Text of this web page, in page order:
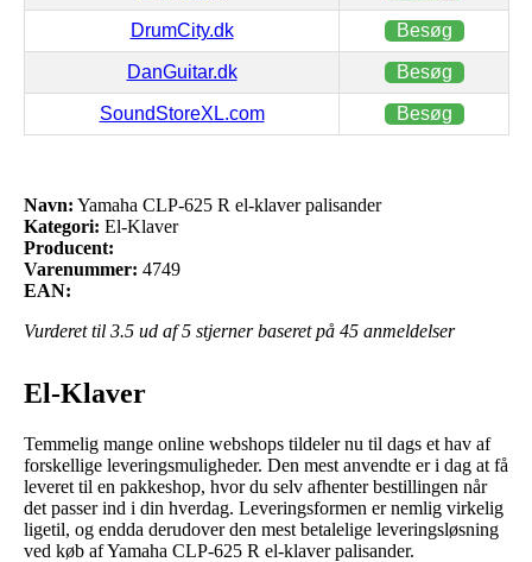
DrumCity.dk Besøg
DanGuitar.dk Besøg
SoundStoreXL.com Besøg
Navn: Yamaha CLP-625 R el-klaver palisander
Kategori: El-Klaver
Producent:
Varenummer: 4749
EAN:
Vurderet til 3.5 ud af 5 stjerner baseret på 45 anmeldelser
El-Klaver
Temmelig mange online webshops tildeler nu til dags et hav af
forskellige leveringsmuligheder. Den mest anvendte er i dag at få
leveret til en pakkeshop, hvor du selv afhenter bestillingen når
det passer ind i din hverdag. Leveringsformen er nemlig virkelig
ligetil, og endda derudover den mest betalelige leveringsløsning
ved køb af Yamaha CLP-625 R el-klaver palisander.